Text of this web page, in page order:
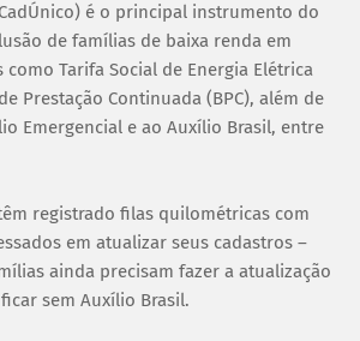
é o principal instrumento do
de famílias de baixa renda em
como Tarifa Social de Energia Elétrica
Prestação Continuada (BPC), além de
Emergencial e ao Auxílio Brasil, entre
registrado filas quilométricas com
em atualizar seus cadastros –
ainda precisam fazer a atualização
sem Auxílio Brasil.